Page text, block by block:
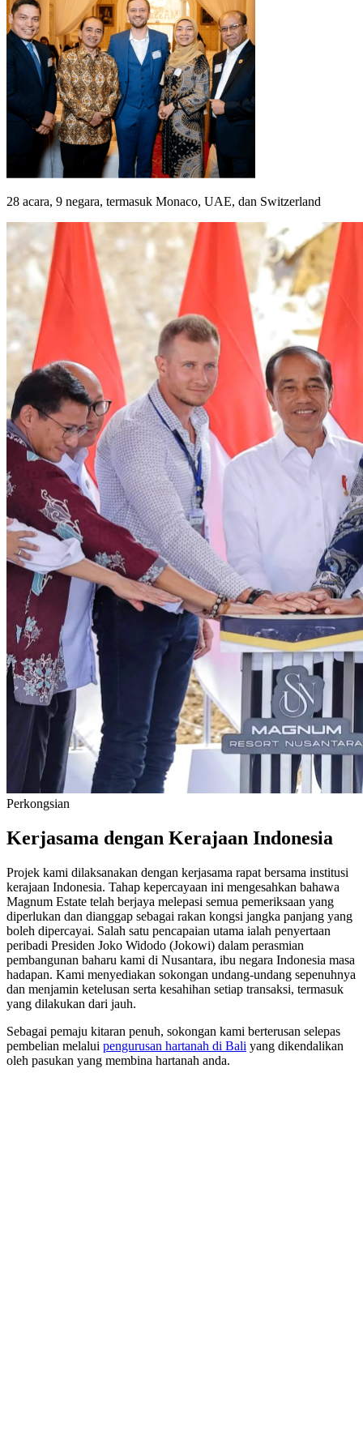
28 acara, 9 negara, termasuk Monaco, UAE, dan Switzerland
Perkongsian
Kerjasama dengan Kerajaan Indonesia
Projek kami dilaksanakan dengan kerjasama rapat bersama institusi
kerajaan Indonesia. Tahap kepercayaan ini mengesahkan bahawa
Magnum Estate telah berjaya melepasi semua pemeriksaan yang
diperlukan dan dianggap sebagai rakan kongsi jangka panjang yang
boleh dipercayai. Salah satu pencapaian utama ialah penyertaan
peribadi Presiden Joko Widodo (Jokowi) dalam perasmian
pembangunan baharu kami di Nusantara, ibu negara Indonesia masa
hadapan. Kami menyediakan sokongan undang-undang sepenuhnya
dan menjamin ketelusan serta kesahihan setiap transaksi, termasuk
yang dilakukan dari jauh.
Sebagai pemaju kitaran penuh, sokongan kami berterusan selepas
pembelian melalui pengurusan hartanah di Bali yang dikendalikan
oleh pasukan yang membina hartanah anda.